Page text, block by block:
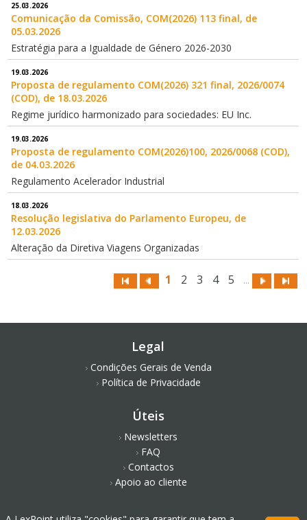
25.03.2026
Comunicação da Comissão, COM(2026) 113 final, de
05.03.2026
Estratégia para a Igualdade de Género 2026-2030
19.03.2026
Proposta de regulamento COM(2026) 321 final, 2026/0074
(COD), de 18.03.2026
Regime jurídico harmonizado para sociedades: EU Inc.
19.03.2026
Proposta de regulamento COM(2026)100, 2026/0068 (COD),
de 04.03.2026
Regulamento Acelerador Industrial
18.03.2026
Resolução legislativa do Parlamento Europeu, de
12.03.2026
Alteração da Diretiva Viagens Organizadas
1 2 3 4 5 ...
Legal
Condições Gerais de Venda
Política de Privacidade
Úteis
Newsletters
FAQ
Contactos
Apoio ao cliente
Redes Sociais